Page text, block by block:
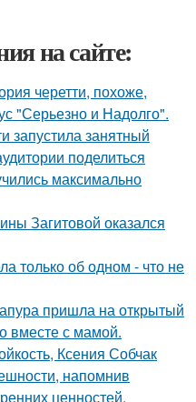
на сайте:
черетти, похоже,
"Серьезно и Надолго".
запустила занятный
поделиться
максимально
Загитовой оказался
только об одном - что не
пришла на открытый
вместе с мамой.
Ксения Собчак
напомнив
ценностей.